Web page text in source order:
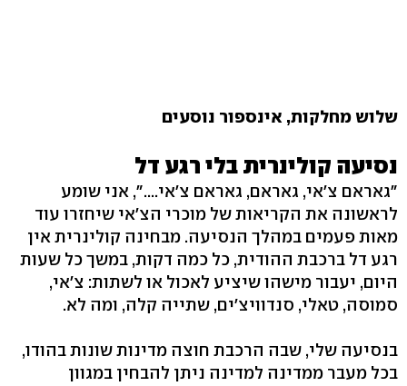
שלוש מחלקות, אינספור נוסעים
נסיעה קולינרית בלי רגע דל
"גאראם צ'אי, גאראם, גאראם צ'אי....", אני שומע
לראשונה את הקריאות של מוכרי הצ'אי שיחזרו עוד
מאות פעמים במהלך הנסיעה. מבחינה קולינרית אין
רגע דל ברכבת ההודית, כל כמה דקות, במשך כל שעות
היום, יעבור מישהו שיציע לאכול או לשתות: צ'אי,
סמוסה, טאלי, סנדוויצ'ים, שתייה קלה, ומה לא.
בנסיעה שלי, שבה הרכבת חוצה מדינות שונות בהודו,
בכל מעבר ממדינה למדינה ניתן להבחין במגוון